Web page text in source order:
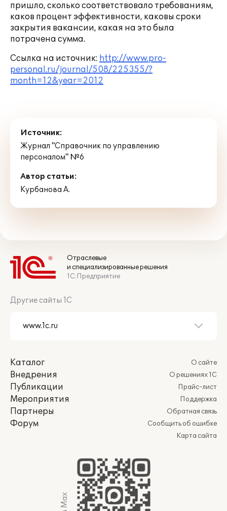
пришло, сколько соответствовало требованиям,
каков процент эффективности, каковы сроки
закрытия вакансии, какая на это была
потрачена сумма.
Ссылка на источник: http://www.pro-
personal.ru/journal/508/225355/?
month=12&year=2012
Источник:
Журнал "Справочник по управлению
персоналом" №6
Автор статьи:
Курбанова А.
Отраслевые
и специализированные решения
1С:Предприятие
Другие сайты 1С
Каталог
Внедрения
Публикации
Мероприятия
Партнеры
Форум
О сайте
О решениях 1С
Прайс-лист
Поддержка
Обратная связь
Сообщить об ошибке
Карта сайта